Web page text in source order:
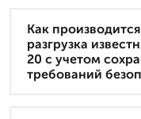
Как
разгрузка
20 с учетом
требований